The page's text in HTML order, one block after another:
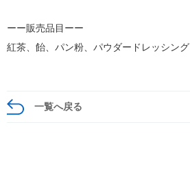
ーー販売品目ーー
紅茶、飴、パン粉、パウダードレッシング
一覧へ戻る